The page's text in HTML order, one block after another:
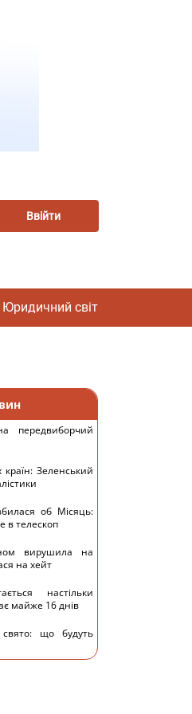
Ввійти
Юридичний світ
передвиборчий
Зеленський
об Місяць:
в телескоп
вирушила на
на хейт
настільки
майже 16 днів
що будуть